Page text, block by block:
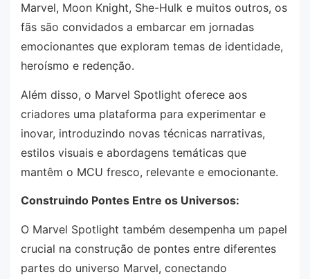
Marvel, Moon Knight, She-Hulk e muitos outros, os
fãs são convidados a embarcar em jornadas
emocionantes que exploram temas de identidade,
heroísmo e redenção.
Além disso, o Marvel Spotlight oferece aos
criadores uma plataforma para experimentar e
inovar, introduzindo novas técnicas narrativas,
estilos visuais e abordagens temáticas que
mantêm o MCU fresco, relevante e emocionante.
Construindo Pontes Entre os Universos:
O Marvel Spotlight também desempenha um papel
crucial na construção de pontes entre diferentes
partes do universo Marvel, conectando